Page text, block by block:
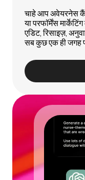
चाहे आप अवेयरनेस
या परफॉर्मेंस
एडिट, रिसाइज़,
सब कुछ एक ही जगह